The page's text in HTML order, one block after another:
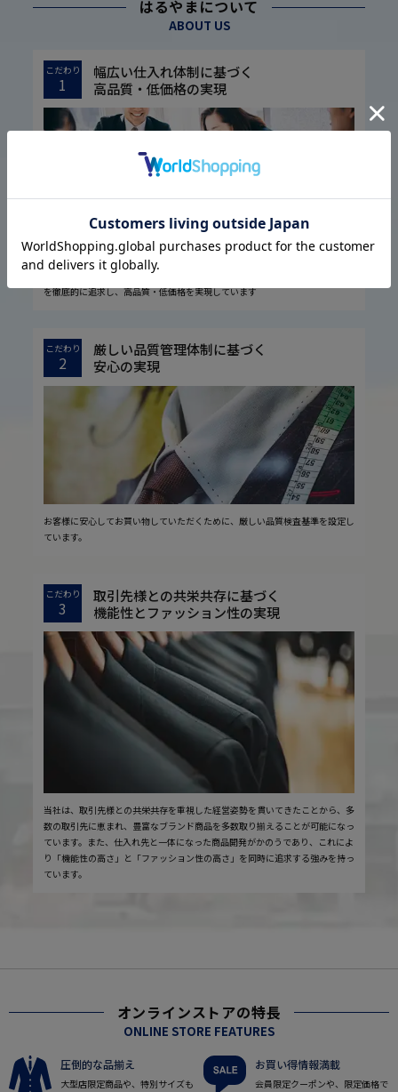
はるやまについて
ABOUT US
こだわり
1
幅広い仕入れ体制に基づく
高品質・低価格の実現
1974年の設立以来培ってきた圧倒的な流通経路を駆使し、大量仕入れや国内
外の生地メーカー様との共同開発などで素材の低コスト化に成功しました。
また実用的な機能性を生み出す仕立て、ディテールにまで気を配ったデザイン
を徹底的に追求し、高品質・低価格を実現しています
こだわり
2
厳しい品質管理体制に基づく
安心の実現
お客様に安心してお買い物していただくために、厳しい品質検査基準を設定し
ています。
こだわり
3
取引先様との共栄共存に基づく
機能性とファッション性の実現
当社は、取引先様との共栄共存を重視した経営姿勢を貫いてきたことから、多
数の取引先に恵まれ、豊富なブランド商品を多数取り揃えることが可能になっ
ています。また、仕入れ先と一体になった商品開発がかのうであり、これによ
り「機能性の高さ」と「ファッション性の高さ」を同時に追求する強みを持っ
ています。
オンラインストアの特長
ONLINE STORE FEATURES
圧倒的な品揃え
大型店限定商品や、特別サイズも
お買い得情報満載
会員限定クーポンや、限定価格で